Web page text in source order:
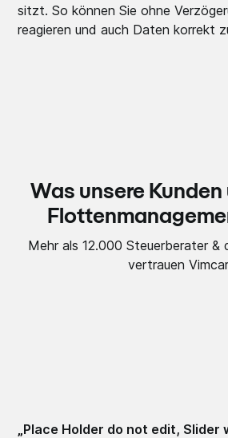
sitzt. So können Sie ohne
reagieren und auch Daten korrekt
Was unsere Kunden
Mehr als 12.000 Steuerberater &
vertrauen
Place Holder do not edit, Slider